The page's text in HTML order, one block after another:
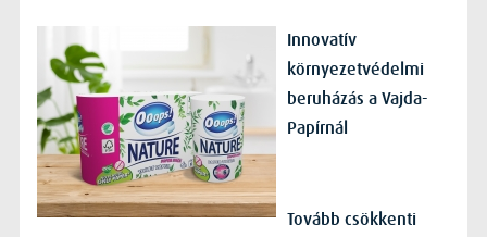
Innovatív
környezetvédelmi
beruházás a Vajda-
Papírnál
Tovább csökkenti